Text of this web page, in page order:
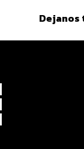
Dejanos